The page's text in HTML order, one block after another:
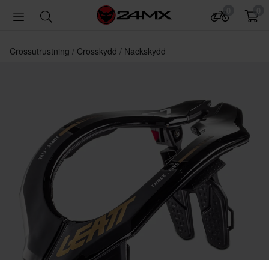
Crossutrustning Crosskydd Nackskydd